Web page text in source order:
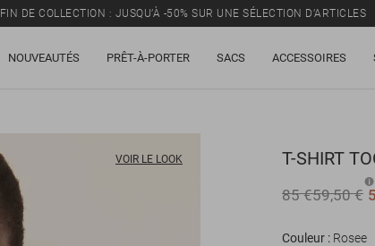
FIN DE COLLECTION : JUSQU’À -50% SUR UNE SÉLECTION D’ARTICLES
NOUVEAUTÉS PRÊT-À-PORTER SACS ACCESSOIRES
VOIR LE LOOK T-SHIRT
85 €59,50 €
Couleur Rosee